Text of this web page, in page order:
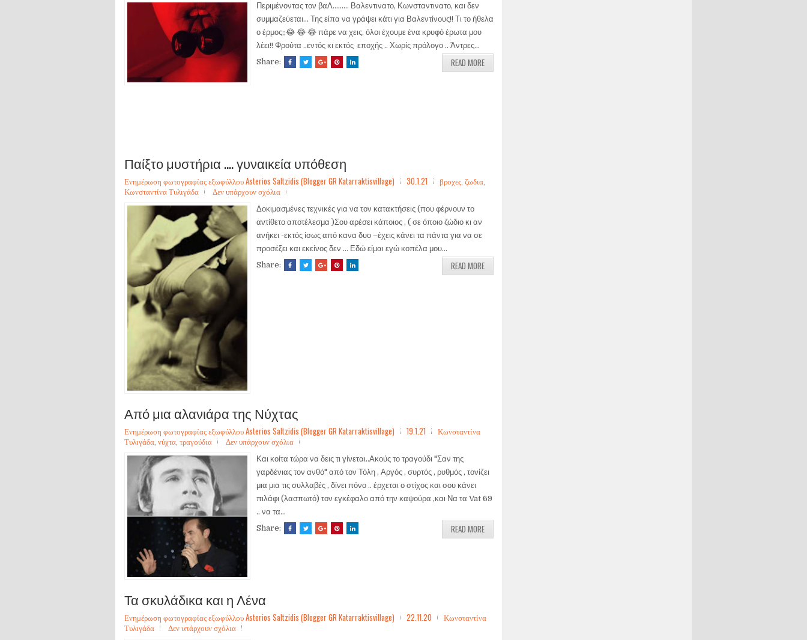
Περιμένοντας τον βαΛ......... Βαλεντινατο, Κωνσταντινατο, και δεν
συμμαζεύεται... Της είπα να γράψει κάτι για Βαλεντίνους!! Τι το ήθελα
ο έρμος;;😂 😂 😂 πάρε να χεις, όλοι έχουμε ένα κρυφό έρωτα μου
λέει!! Φρούτα ..εντός κι εκτός εποχής .. Χωρίς πρόλογο .. Άντρες...
Share:
READ MORE
Παίξτο μυστήρια .... γυναικεία υπόθεση
Ενημέρωση φωτογραφίας εξωφύλλου Asterios Saltzidis (Blogger GR Katarraktisvillage) 30.1.21 βροχες, ζωδια,
Κωνσταντίνα Τυλιγάδα
Δεν υπάρχουν σχόλια
Δοκιμασμένες τεχνικές για να τον κατακτήσεις (που φέρνουν το
αντίθετο αποτέλεσμα )Σου αρέσει κάποιος , ( σε όποιο ζώδιο κι αν
ανήκει -εκτός ίσως από κανα δυο –έχεις κάνει τα πάντα για να σε
προσέξει και εκείνος δεν ... Εδώ είμαι εγώ κοπέλα μου...
Share:
READ MORE
Από μια αλανιάρα της Νύχτας
Ενημέρωση φωτογραφίας εξωφύλλου Asterios Saltzidis (Blogger GR Katarraktisvillage) 19.1.21
Κωνσταντίνα
Τυλιγάδα, νύχτα, τραγούδια Δεν υπάρχουν σχόλια
Και κοίτα τώρα να δεις τι γίνεται..Ακούς το τραγούδι "Σαν της
γαρδένιας τον ανθό" από τον Τόλη , Αργός , συρτός , ρυθμός , τονίζει
μια μια τις συλλαβές , δίνει πόνο .. έρχεται ο στίχος και σου κάνει
πιλάφι (λασπωτό) τον εγκέφαλο από την καψούρα ,και Να τα Vat 69
.. να τα...
Share:
READ MORE
Τα σκυλάδικα και η Λένα
Ενημέρωση φωτογραφίας εξωφύλλου Asterios Saltzidis (Blogger GR Katarraktisvillage) 22.11.20
Κωνσταντίνα
Τυλιγάδα
Δεν υπάρχουν σχόλια